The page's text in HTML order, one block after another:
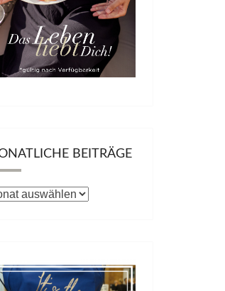
BEITRÄGE